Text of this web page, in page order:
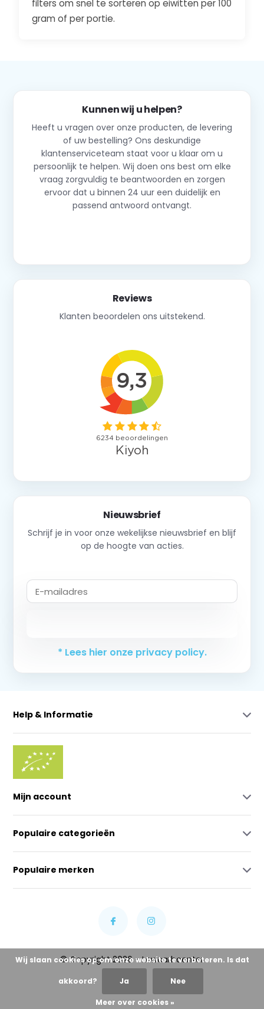
filters om snel te sorteren op eiwitten per 100
gram of per portie.
Kunnen wij u helpen?
Heeft u vragen over onze producten, de levering
of uw bestelling? Ons deskundige
klantenserviceteam staat voor u klaar om u
persoonlijk te helpen. Wij doen ons best om elke
vraag zorgvuldig te beantwoorden en zorgen
ervoor dat u binnen 24 uur een duidelijk en
passend antwoord ontvangt.
Reviews
Klanten beoordelen ons uitstekend.
Nieuwsbrief
Schrijf je in voor onze wekelijkse nieuwsbrief en blijf
op de hoogte van acties.
* Lees hier onze privacy policy.
Help & Informatie
Mijn account
Populaire categorieën
Populaire merken
© Copyright 2026 - Lowcarbcenter
Wij slaan cookies op om onze website te verbeteren. Is dat
akkoord? Ja Nee
Meer over cookies »